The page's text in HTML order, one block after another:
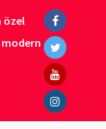
özel
modern